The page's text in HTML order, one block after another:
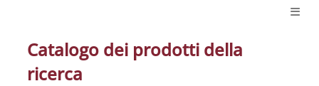
Catalogo dei prodotti della
ricerca